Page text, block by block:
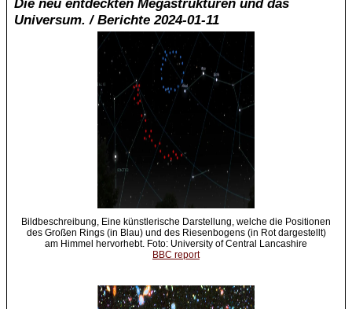
Die neu entdeckten Megastrukturen und das
Universum. / Berichte 2024-01-11
Bildbeschreibung, Eine künstlerische Darstellung, welche die Positionen
des Großen Rings (in Blau) und des Riesenbogens (in Rot dargestellt)
am Himmel hervorhebt. Foto: University of Central Lancashire
BBC report